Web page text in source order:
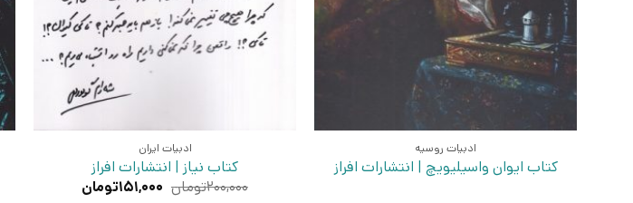
ادبیات روسیه
کتاب ایوان واسیلیویچ | انتشارات افراز
ادبیات ایران
کتاب نیاز | انتشارات افراز
۲۰۰,۰۰۰تومان قیمت
۱۵۱,۰۰۰تومانقیمت